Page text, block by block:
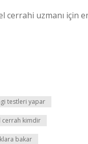
cerrahi uzmanı için
testleri yapar
cerrah kimdir
bakar